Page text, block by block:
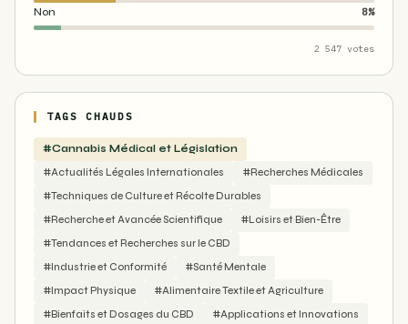
Non 8%
2 547 votes
TAGS CHAUDS
#Cannabis Médical et Législation
#Actualités Légales Internationales
#Recherches Médicales
#Techniques de Culture et Récolte Durables
#Recherche et Avancée Scientifique
#Loisirs et Bien-Être
#Tendances et Recherches sur le CBD
#Industrie et Conformité
#Santé Mentale
#Impact Physique
#Alimentaire Textile et Agriculture
#Bienfaits et Dosages du CBD
#Applications et Innovations